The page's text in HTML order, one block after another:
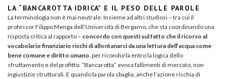
LA “BANCAROTTA IDRICA” E IL PESO DELLE PAROLE
La terminologia non è mai neutrale. Insieme ad altri studiosi – tra cui il
professor Filippo Menga dell’Università di Bergamo, che sta coordinando una
risposta critica al rapporto – concordo con questi sul fatto che il ricorso al
vocabolario finanziario rischi di allontanarci da una lettura dell’acqua come
bene comune e diritto umano , per ricondurla entro la logica dello
sfruttamento e del profitto. “Bancarotta” evoca fallimenti di mercato, non
ingiustizie strutturali. E quando la parola sbaglia, anche l’azione rischia di